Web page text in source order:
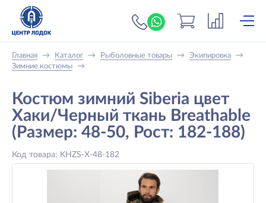
+7 (919) 698-56-
Главная → Каталог → Рыболовные товары → Экипировка
→
Зимние костюмы
→
Костюм зимний Siberia цвет
Хаки/Черный ткань Breathable
(Размер: 48-50, Рост: 182-188)
Код товара: KHZS-X-48-182